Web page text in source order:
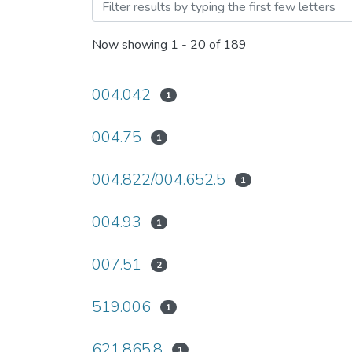
Now showing 1 - 20 of 189
004.042 1
004.75 1
004.822/004.652.5 1
004.93 1
007.51 2
519.006 1